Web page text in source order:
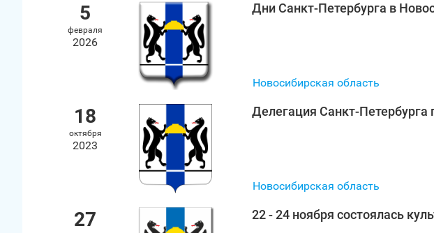
5
февраля
2026
Дни Санкт‑Петербурга в
Новосибирская область
18
октября
2023
Делегация
Новосибирская область
27 22 - 24 ноября состоялась